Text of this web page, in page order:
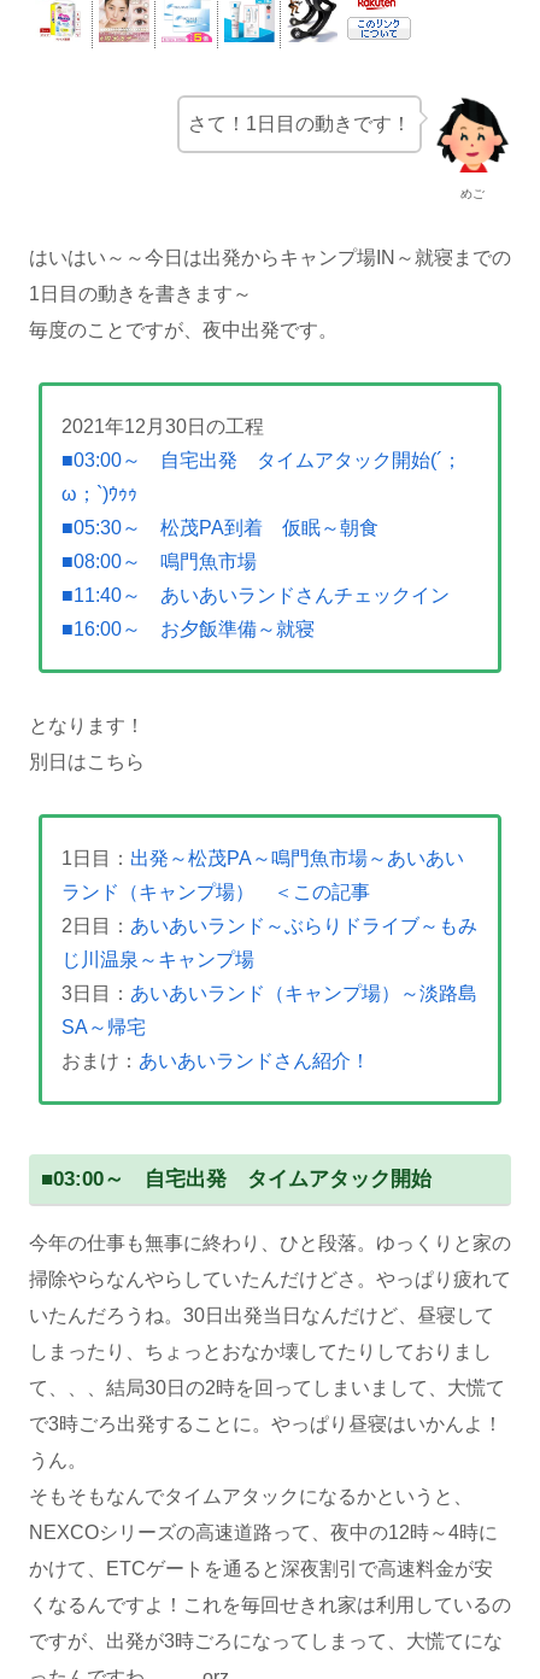
めご
さて！1日目の動きです！
はいはい～～今日は出発からキャンプ場IN～就寝までの
1日目の動きを書きます～
毎度のことですが、夜中出発です。
2021年12月30日の工程
■03:00～ 自宅出発 タイムアタック開始(´；
ω；`)ｳｩｩ
■05:30～ 松茂PA到着 仮眠～朝食
■08:00～ 鳴門魚市場
■11:40～ あいあいランドさんチェックイン
■16:00～ お夕飯準備～就寝
となります！
別日はこちら
1日目： 出発～松茂PA～鳴門魚市場～あいあい
ランド（キャンプ場） ＜この記事
2日目： あいあいランド～ぶらりドライブ～もみ
じ川温泉～キャンプ場
3日目： あいあいランド（キャンプ場）～淡路島
SA～帰宅
おまけ： あいあいランドさん紹介！
■03:00～ 自宅出発 タイムアタック開始
今年の仕事も無事に終わり、ひと段落。ゆっくりと家の
掃除やらなんやらしていたんだけどさ。やっぱり疲れて
いたんだろうね。30日出発当日なんだけど、昼寝して
しまったり、ちょっとおなか壊してたりしておりまし
て、、、結局30日の2時を回ってしまいまして、大慌て
で3時ごろ出発することに。やっぱり昼寝はいかんよ！
うん。
そもそもなんでタイムアタックになるかというと、
NEXCOシリーズの高速道路って、夜中の12時～4時に
かけて、ETCゲートを通ると深夜割引で高速料金が安
くなるんですよ！これを毎回せきれ家は利用しているの
ですが、出発が3時ごろになってしまって、大慌てにな